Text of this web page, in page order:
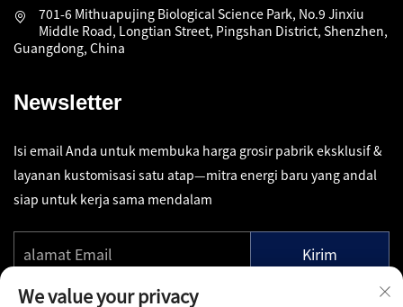
701-6 Mithuapujing Biological Science Park, No.9 Jinxiu
Middle Road, Longtian Street, Pingshan District, Shenzhen,
Guangdong, China
Newsletter
Isi email Anda untuk membuka harga grosir pabrik eksklusif &
layanan kustomisasi satu atap—mitra energi baru yang andal
siap untuk kerja sama mendalam
Kirim
We value your privacy